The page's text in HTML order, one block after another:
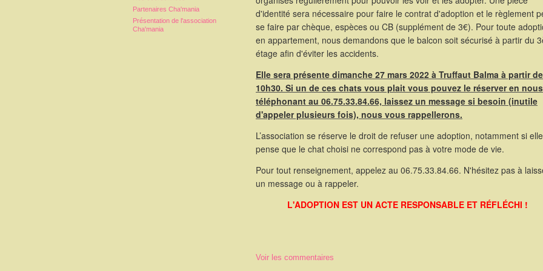
Partenaires Cha'mania
Présentation de l'association
Cha'mania
d'identité sera nécessaire pour faire le contrat d'adoption et le règlement
se faire par chèque, espèces ou CB (supplément de 3€). Pour toute
en appartement, nous demandons que le balcon soit sécurisé à partir du
étage afin d'éviter les accidents.
Elle sera présente dimanche 27 mars 2022 à Truffaut Balma à partir de
10h30. Si un de ces chats vous plait vous pouvez le réserver en nous
téléphonant au 06.75.33.84.66, laissez un message si besoin (inutile
d'appeler plusieurs fois), nous vous rappellerons.
L’association se réserve le droit de refuser une adoption, notamment si elle
pense que le chat choisi ne correspond pas à votre mode de vie.
Pour tout renseignement, appelez au 06.75.33.84.66. N'hésitez pas à
un message ou à rappeler.
L'ADOPTION EST UN ACTE RESPONSABLE ET RÉFLÉCHI !
Voir les commentaires